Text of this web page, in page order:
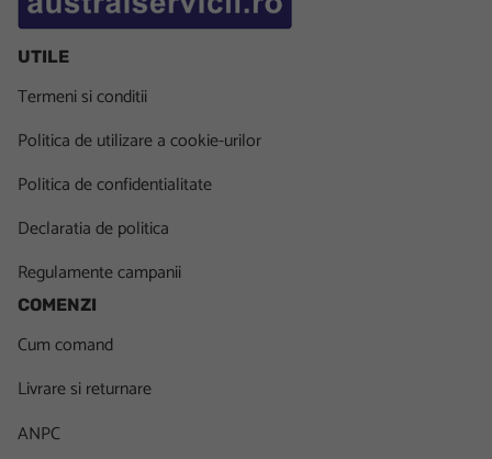
UTILE
Termeni si conditii
Politica de utilizare a cookie-urilor
Politica de confidentialitate
Declaratia de politica
Regulamente campanii
COMENZI
Cum comand
Livrare si returnare
ANPC